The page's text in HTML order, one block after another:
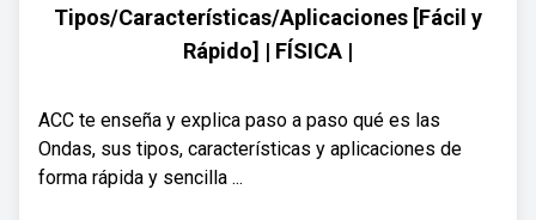
Tipos/Características/Aplicaciones [Fácil y
Rápido] | FÍSICA |
ACC te enseña y explica paso a paso qué es las
Ondas, sus tipos, características y aplicaciones de
forma rápida y sencilla ...